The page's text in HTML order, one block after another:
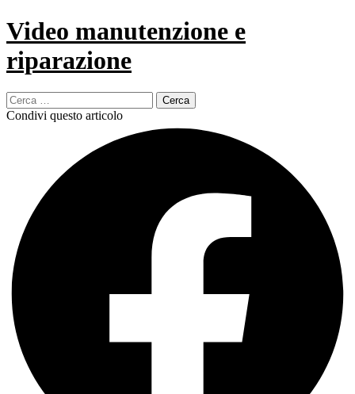
Video manutenzione e
riparazione
Ricerca
per:
Condivi questo articolo